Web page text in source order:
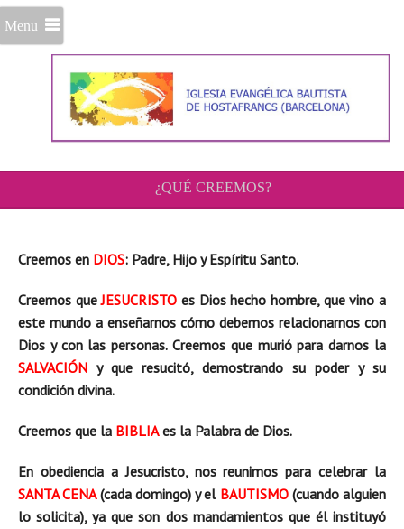
Menu
¿QUÉ CREEMOS?
Creemos en DIOS: Padre, Hijo y Espíritu Santo.
Creemos que JESUCRISTO es Dios hecho hombre, que vino a
este mundo a enseñarnos cómo debemos relacionarnos con
Dios y con las personas. Creemos que murió para darnos la
SALVACIÓN y que resucitó, demostrando su poder y su
condición divina.
Creemos que la BIBLIA es la Palabra de Dios.
En obediencia a Jesucristo, nos reunimos para celebrar la
SANTA CENA(cada domingo) y el BAUTISMO (cuando alguien
lo solicita), ya que son dos mandamientos que él instituyó